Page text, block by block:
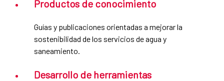
Productos de conocimiento
Guías y publicaciones orientadas a mejorar la
sostenibilidad de los servicios de agua y
saneamiento.
Desarrollo de herramientas